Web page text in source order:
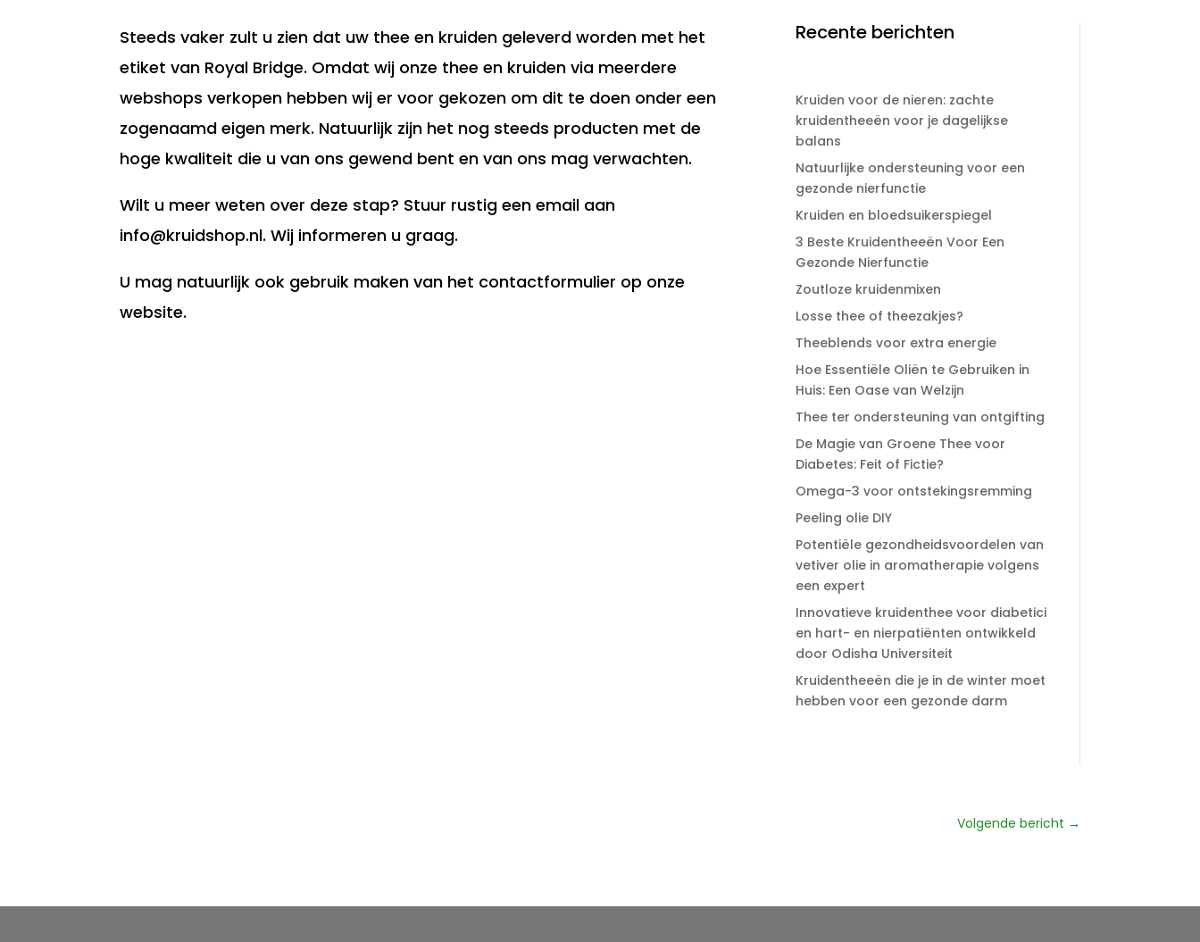
Steeds vaker zult u zien dat uw thee en kruiden geleverd worden met het
etiket van Royal Bridge. Omdat wij onze thee en kruiden via meerdere
webshops verkopen hebben wij er voor gekozen om dit te doen onder een
zogenaamd eigen merk. Natuurlijk zijn het nog steeds producten met de
hoge kwaliteit die u van ons gewend bent en van ons mag verwachten.
Wilt u meer weten over deze stap? Stuur rustig een email aan
info@kruidshop.nl. Wij informeren u graag.
U mag natuurlijk ook gebruik maken van het contactformulier op onze
website.
Recente berichten
Kruiden voor de nieren: zachte
kruidentheeën voor je dagelijkse
balans
Natuurlijke ondersteuning voor een
gezonde nierfunctie
Kruiden en bloedsuikerspiegel
3 Beste Kruidentheeën Voor Een
Gezonde Nierfunctie
Zoutloze kruidenmixen
Losse thee of theezakjes?
Theeblends voor extra energie
Hoe Essentiële Oliën te Gebruiken in
Huis: Een Oase van Welzijn
Thee ter ondersteuning van ontgifting
De Magie van Groene Thee voor
Diabetes: Feit of Fictie?
Omega-3 voor ontstekingsremming
Peeling olie DIY
Potentiële gezondheidsvoordelen van
vetiver olie in aromatherapie volgens
een expert
Innovatieve kruidenthee voor diabetici
en hart- en nierpatiënten ontwikkeld
door Odisha Universiteit
Kruidentheeën die je in de winter moet
hebben voor een gezonde darm
Volgende bericht →